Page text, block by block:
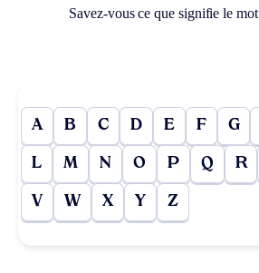
Savez-vous ce que signifie le mot
A B C D E F G
L M N O P Q R
V W X Y Z